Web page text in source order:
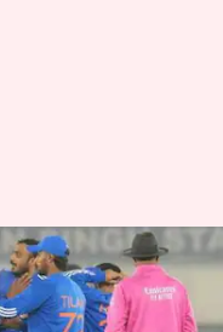
నేడు రెండో
టీమిండియా